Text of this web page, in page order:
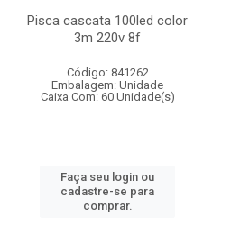
Pisca cascata 100led color
3m 220v 8f
Código: 841262
Embalagem: Unidade
Caixa Com: 60 Unidade(s)
Faça seu login ou
cadastre-se para
comprar.